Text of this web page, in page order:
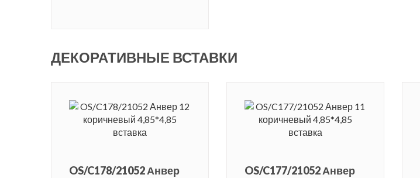
ДЕКОРАТИВНЫЕ ВСТАВКИ
OS/C178/21052 Анвер
OS/C177/21052 Анвер